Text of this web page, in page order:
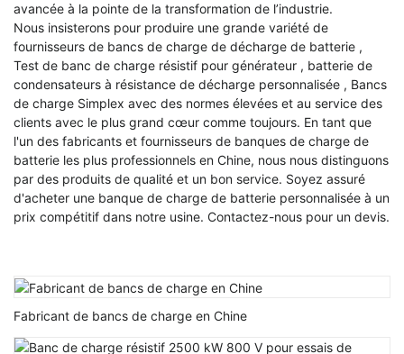
avancée à la pointe de la transformation de l’industrie.
Nous insisterons pour produire une grande variété de
fournisseurs de bancs de charge de décharge de batterie ,
Test de banc de charge résistif pour générateur , batterie de
condensateurs à résistance de décharge personnalisée , Bancs
de charge Simplex avec des normes élevées et au service des
clients avec le plus grand cœur comme toujours. En tant que
l'un des fabricants et fournisseurs de banques de charge de
batterie les plus professionnels en Chine, nous nous distinguons
par des produits de qualité et un bon service. Soyez assuré
d'acheter une banque de charge de batterie personnalisée à un
prix compétitif dans notre usine. Contactez-nous pour un devis.
Fabricant de bancs de charge en Chine